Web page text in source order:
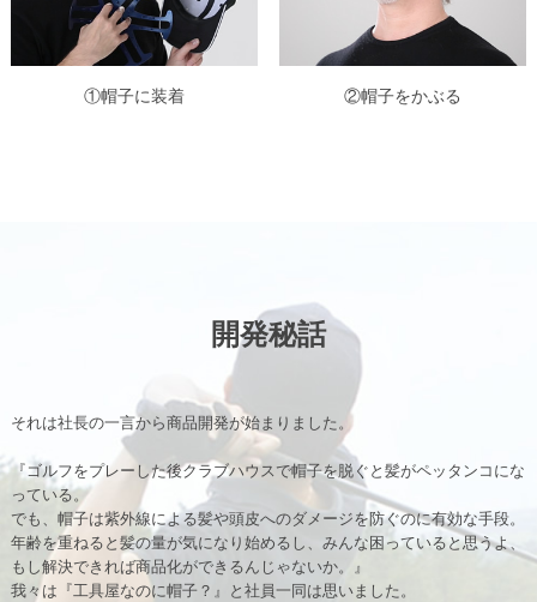
①帽子に装着 ②帽子をかぶる
開発秘話
それは社長の一言から商品開発が始まりました。
『ゴルフをプレーした後クラブハウスで帽子を脱ぐと髪がペッタンコにな
っている。
でも、帽子は紫外線による髪や頭皮へのダメージを防ぐのに有効な手段。
年齢を重ねると髪の量が気になり始めるし、みんな困っていると思うよ、
もし解決できれば商品化ができるんじゃないか。』
我々は『工具屋なのに帽子？』と社員一同は思いました。